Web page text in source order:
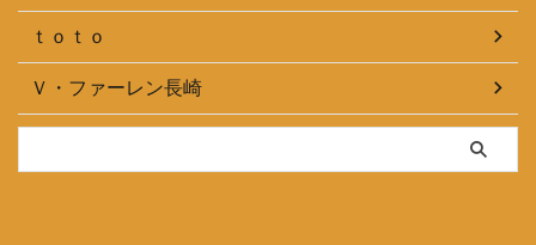
ｔｏｔｏ
Ｖ・ファーレン長崎